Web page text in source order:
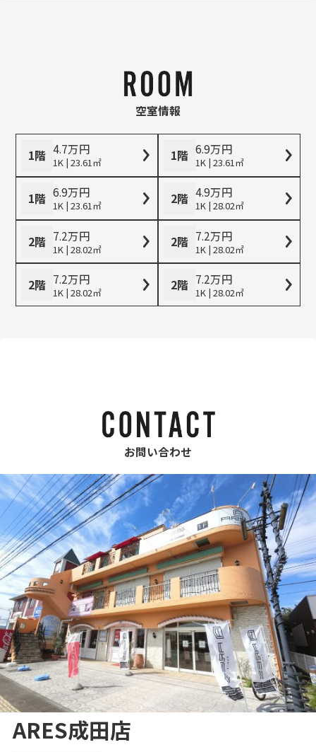
空室情報
1階 4.7万円
1K | 23.61㎡ 1階 6.9万円
1K | 23.61㎡
1階 6.9万円
1K | 23.61㎡ 2階 4.9万円
1K | 28.02㎡
2階 7.2万円
1K | 28.02㎡ 2階 7.2万円
1K | 28.02㎡
2階 7.2万円
1K | 28.02㎡ 2階 7.2万円
1K | 28.02㎡
お問い合わせ
ARES成田店